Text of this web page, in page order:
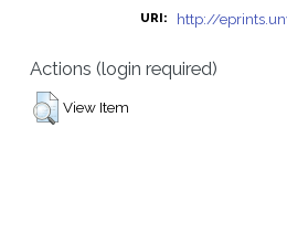
URI: http://
Actions (login required)
View Item